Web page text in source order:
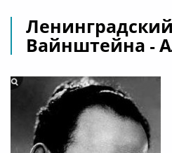
Вайнштейна -